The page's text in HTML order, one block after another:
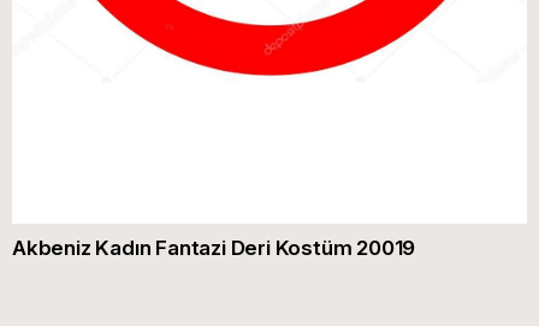
Akbeniz Kadın Fantazi Deri Kostüm 20019